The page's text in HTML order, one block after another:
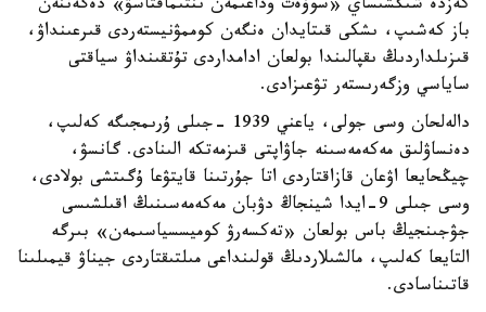
كەزدە شىڭشىساي «سوۆەت وداعىمەن ىنتىماقتاسۋ» دەگەننەن
باز كەشىپ، ىشكى قىتايدان ەنگەن كوممۋنيستەردى قىرعىنداۋ،
قىزىلداردىڭ ىقپالىندا بولعان ادامداردى تۇتقىنداۋ سياقتى
ساياسي وزگەرىستەر تۋعىزادى.
دالەلحان وسى جولى، ياعني 1939 -جىلى ۇرىمجىگە كەلىپ،
دەنساۋلىق مەكەمەسىنە جاۋاپتى قىزمەتكە الىنادى. گانسۋ،
چيڭحايعا اۋعان قازاقتاردى اتا جۇرتىنا قايتۋعا ۇگىتشى بولادى،
وسى جىلى 9-ايدا شينجاڭ دۋبان مەكەمەسىنىڭ اقىلشىسى
جۋجىنجيڭ باس بولعان «تەكسەرۋ كوميسسياسىمەن» بىرگە
التايعا كەلىپ، مالشىلاردىڭ قولىنداعى مىلتىقتاردى جيناۋ قيمىلىنا
قاتىناسادى.